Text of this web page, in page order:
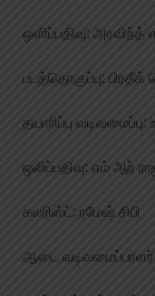
ஒளிப்பதிவு:
படத்தொகுப்பு: பிரதீக்
தயாரிப்பு
ஒலிப்பதிவு: எம் ஆர்
கலரிஸ்ட்: ரமேஷ் சிபி
ஆடை வடிவமைப்பாளர்: